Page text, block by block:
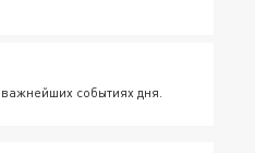
событиях дня.